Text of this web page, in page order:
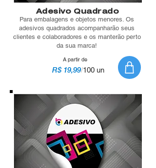
Adesivo Quadrado
Para embalagens e objetos menores. Os
adesivos quadrados acompanharão seus
clientes e colaboradores e os manterão perto
da sua marca!
A partir de
R$ 19,99/100 un